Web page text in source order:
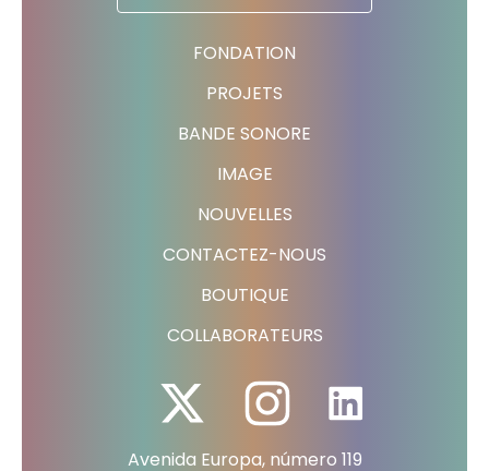
FONDATION
PROJETS
BANDE SONORE
IMAGE
NOUVELLES
CONTACTEZ-NOUS
BOUTIQUE
COLLABORATEURS
Avenida Europa, número 119